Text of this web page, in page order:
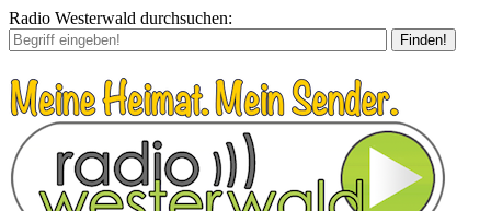
Radio Westerwald durchsuchen:
Finden!